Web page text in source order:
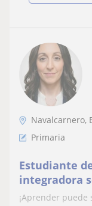
Navalcarnero,
Primaria
Estudiante
integradora
primaria,
¡Aprender